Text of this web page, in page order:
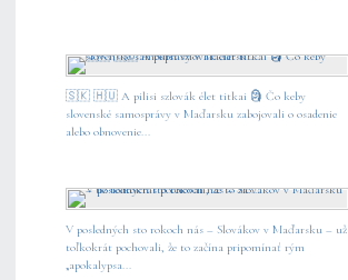
🇸🇰 🇭🇺 A pilisi szlovák élet titkai 🗿 Čo keby
slovenské samosprávy v Maďarsku zabojovali o osadenie
alebo obnovenie...
V posledných sto rokoch nás – Slovákov v Maďarsku – už
toľkokrát pochovali, že to začína pripomínať rým
„apokalypsa...